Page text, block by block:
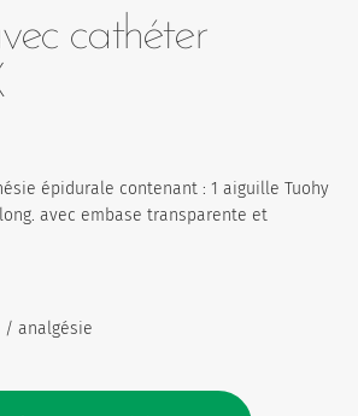
cathéter
épidurale contenant : 1 aiguille Tuohy
avec embase transparente et
/ analgésie